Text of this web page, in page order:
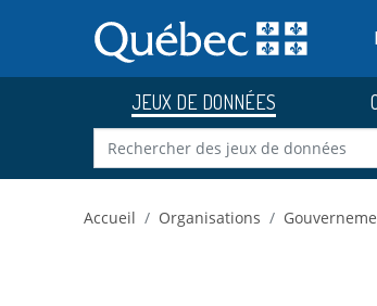
au
contenu
JEUX DE DONNÉES
Accueil Organisations